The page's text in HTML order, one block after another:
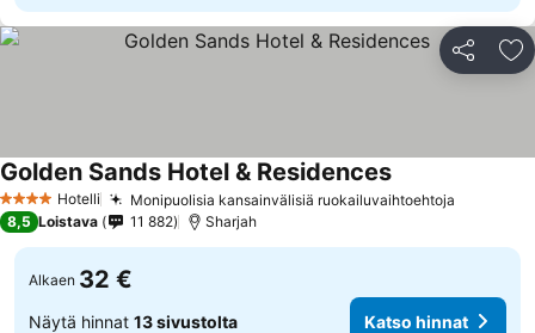
Jaa
4 Tähtiluokitus
Hotelli Monipuolisia kansainvälisiä ruokailuvaihtoehtoja
Golden Sands Hotel & Residences
8,5 Loistava 11 882 Sharjah
Alkaen 32 €
Näytä hinnat 13 sivustolta Katso hinnat